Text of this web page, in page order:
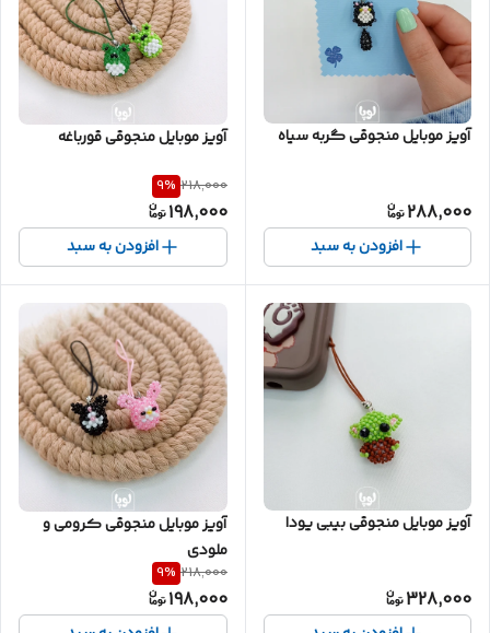
آویز موبایل منجوقی گربه سیاه
288,000
افزودن به سبد
آویز موبایل منجوقی قورباغه
218,000
9%
198,000
افزودن به سبد
آویز موبایل منجوقی بیبی یودا
328,000
آویز موبایل منجوقی کرومی و
ملودی
218,000
9%
198,000